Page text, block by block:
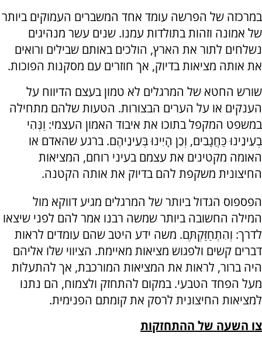
במרכזה של הפרשה עומד אחד המשברים העמוקים ביותר
של אמונה וזהות בתולדות עמנו. שנים עשר מנהיגים
נשלחים לתור את הארץ, הולכים באותם שבילים ורואים
את אותה מציאות בדיוק, אך חוזרים עם מסקנות הפוכות.
שורש החטא של המרגלים לא טמון בעצם הדיווח על
הענקים או על הערים הבצורות. הטעות שלהם מתחילה
במשפט המקפל בתוכו את איבוד האמון העצמי: וַנְּהִי
בְעֵינֵינוּ כַּחֲגָבִים, וְכֵן הָיִינוּ בְּעֵינֵיהֶם. ברגע שהאדם או
האומה מקטינים את עצמם בעיני רוחם, המציאות
החיצונית משקפת להם בדיוק את אותה הקטנה.
הפספוס הגדול ביותר של המרגלים מגיע דווקא מול
המילה החשובה ביותר שמשה רבנו אמר להם לפני שיצאו
לדרך: וְהִתְחַזַּקְתֶּם. משה ידע היטב שהם עומדים לראות
דברים קשים ולפגוש מציאות מאיימת. הציווי שלו אליהם
היה ברור, לראות את המציאות המורכבת, אך להתעלות
מעל הפחד הטבעי. במקום להתחזק ולצמוח, הם נתנו
למציאות החיצונית לרסק את קומתם הפנימית.
צו השעה של ההתחזקות